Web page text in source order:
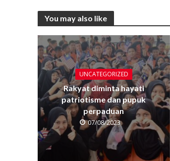
You may also like
UNCATEGORIZED
Rakyat diminta hayati
patriotisme dan pupuk
perpaduan
07/08/2023